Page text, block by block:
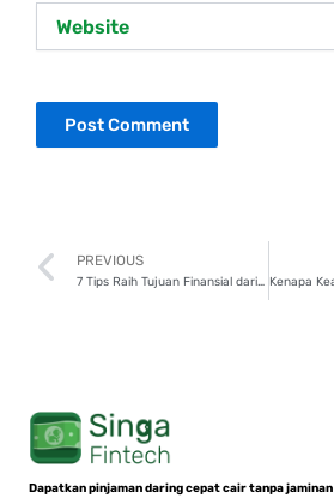
Prev
PREVIOUS
7 Tips Raih Tujuan Finansial dari Utang Produktif
Dapatkan pinjaman daring cepat cair tanpa